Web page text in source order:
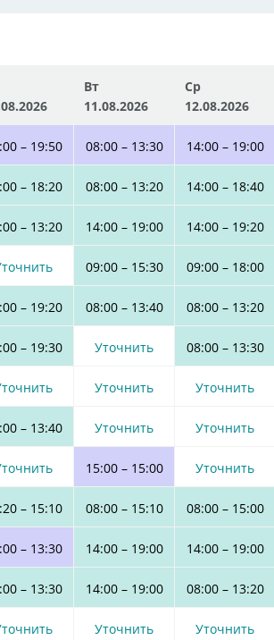
Вт
11.08.2026
Ср
12.08.2026
– 19:50 08:00 – 13:30 14:00 – 19:00
– 18:20 08:00 – 13:20 14:00 – 18:40
– 13:20 14:00 – 19:00 14:00 – 19:20
09:00 – 15:30 09:00 – 18:00
– 19:20 08:00 – 13:40 08:00 – 13:20
– 19:30 Уточнить 08:00 – 13:30
Уточнить Уточнить
– 13:40 Уточнить Уточнить
15:00 – 15:00 Уточнить
– 15:10 08:00 – 15:10 08:00 – 15:00
– 13:30 14:00 – 19:00 14:00 – 19:00
– 13:30 14:00 – 19:00 08:00 – 13:20
Уточнить Уточнить